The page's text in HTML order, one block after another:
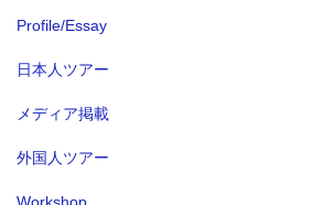
Profile/Essay
日本人ツアー
メディア掲載
外国人ツアー